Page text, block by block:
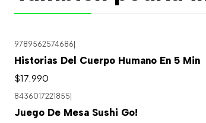
9789562574686
Historias Del Cuerpo Humano En 5 Min
$17.990
8436017221855|
Juego De Mesa Sushi Go!